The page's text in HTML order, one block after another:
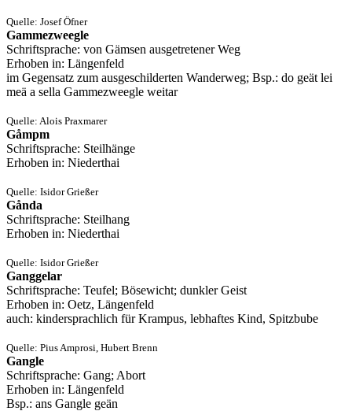
Quelle: Josef Öfner
Gammezweegle
Schriftsprache: von Gämsen ausgetretener Weg
Erhoben in: Längenfeld
im Gegensatz zum ausgeschilderten Wanderweg; Bsp.: do geät lei
meä a sella Gammezweegle weitar
Quelle: Alois Praxmarer
Gåmpm
Schriftsprache: Steilhänge
Erhoben in: Niederthai
Quelle: Isidor Grießer
Gånda
Schriftsprache: Steilhang
Erhoben in: Niederthai
Quelle: Isidor Grießer
Ganggelar
Schriftsprache: Teufel; Bösewicht; dunkler Geist
Erhoben in: Oetz, Längenfeld
auch: kindersprachlich für Krampus, lebhaftes Kind, Spitzbube
Quelle: Pius Amprosi, Hubert Brenn
Gangle
Schriftsprache: Gang; Abort
Erhoben in: Längenfeld
Bsp.: ans Gangle geän